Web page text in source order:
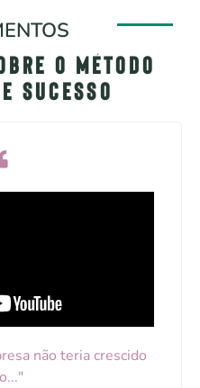
o Método
Sucesso
não teria crescido